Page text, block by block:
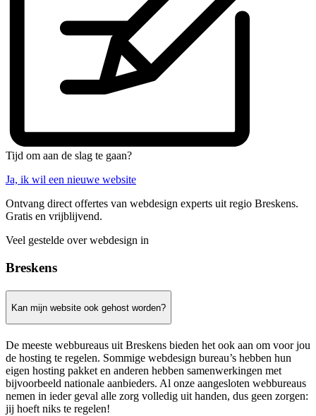
Tijd om aan de slag te gaan?
Ja, ik wil een nieuwe website
Ontvang direct offertes van webdesign experts uit regio Breskens.
Gratis en vrijblijvend.
Veel gestelde over webdesign in
Breskens
Kan mijn website ook gehost worden?
De meeste webbureaus uit Breskens bieden het ook aan om voor jou
de hosting te regelen. Sommige webdesign bureau’s hebben hun
eigen hosting pakket en anderen hebben samenwerkingen met
bijvoorbeeld nationale aanbieders. Al onze aangesloten webbureaus
nemen in ieder geval alle zorg volledig uit handen, dus geen zorgen:
jij hoeft niks te regelen!